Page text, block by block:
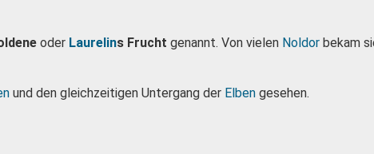
oder Laurelins Frucht genannt. Von vielen Noldor bekam
und den gleichzeitigen Untergang der Elben gesehen.